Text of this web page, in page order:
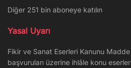
Diğer 251 bin aboneye katılın
Yasal Uyarı
Fikir ve Sanat Eserleri Kanunu
başvuruları üzerine ihlâle konu eserler